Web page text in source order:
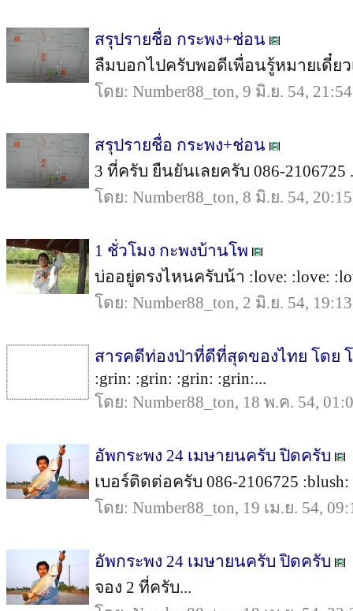
สรุปรายชื่อ กระพง+ช่อน
ลืมบอกไปครับพอดีเพื่อนรู้หมายเดี๋ยว
โดย: Number88_ton, 9 มิ.ย. 54, 21:54
สรุปรายชื่อ กระพง+ช่อน
3 ที่ครับ ยืนยันเลยครับ 086-2106725
โดย: Number88_ton, 8 มิ.ย. 54, 20:15
1 ชั่วโมง กะพงบ้านโพ
บ่ออยู่ตรงไหนครับน้า :love: :love:
โดย: Number88_ton, 2 มิ.ย. 54, 19:13
สารคดีท่องป่าที่ดีที่สุดของไทย โดย
:grin: :grin: :grin: :grin:...
โดย: Number88_ton, 18 พ.ค. 54,
อัพกระพง 24 เมษายนครับ ปิดครับ
เบอร์ติดต่อครับ 086-2106725 :blush:
โดย: Number88_ton, 19 เม.ย. 54,
อัพกระพง 24 เมษายนครับ ปิดครับ
จอง 2 ที่ครับ...